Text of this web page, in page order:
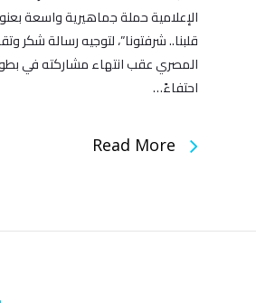
الإعلامية حملة جماهيرية واسعة
قلبنا.. شرفتونا”، لتوجيه رسالة شكر
المصري عقب انتهاء مشاركته في
احتفاءً…
Read More